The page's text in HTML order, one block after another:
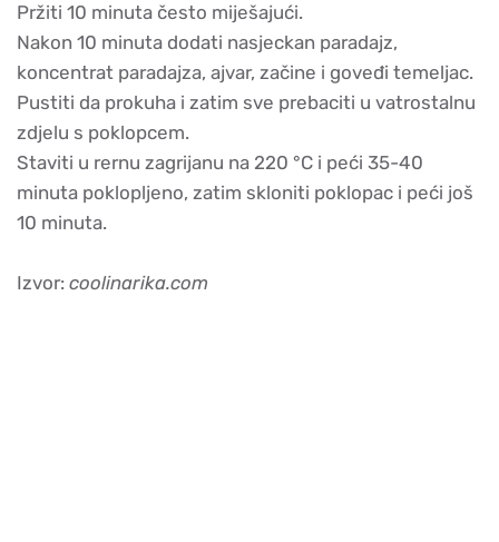
Pržiti 10 minuta često miješajući.
Nakon 10 minuta dodati nasjeckan paradajz,
koncentrat paradajza, ajvar, začine i goveđi temeljac.
Pustiti da prokuha i zatim sve prebaciti u vatrostalnu
zdjelu s poklopcem.
Staviti u rernu zagrijanu na 220 °C i peći 35-40
minuta poklopljeno, zatim skloniti poklopac i peći još
10 minuta.
Izvor: coolinarika.com